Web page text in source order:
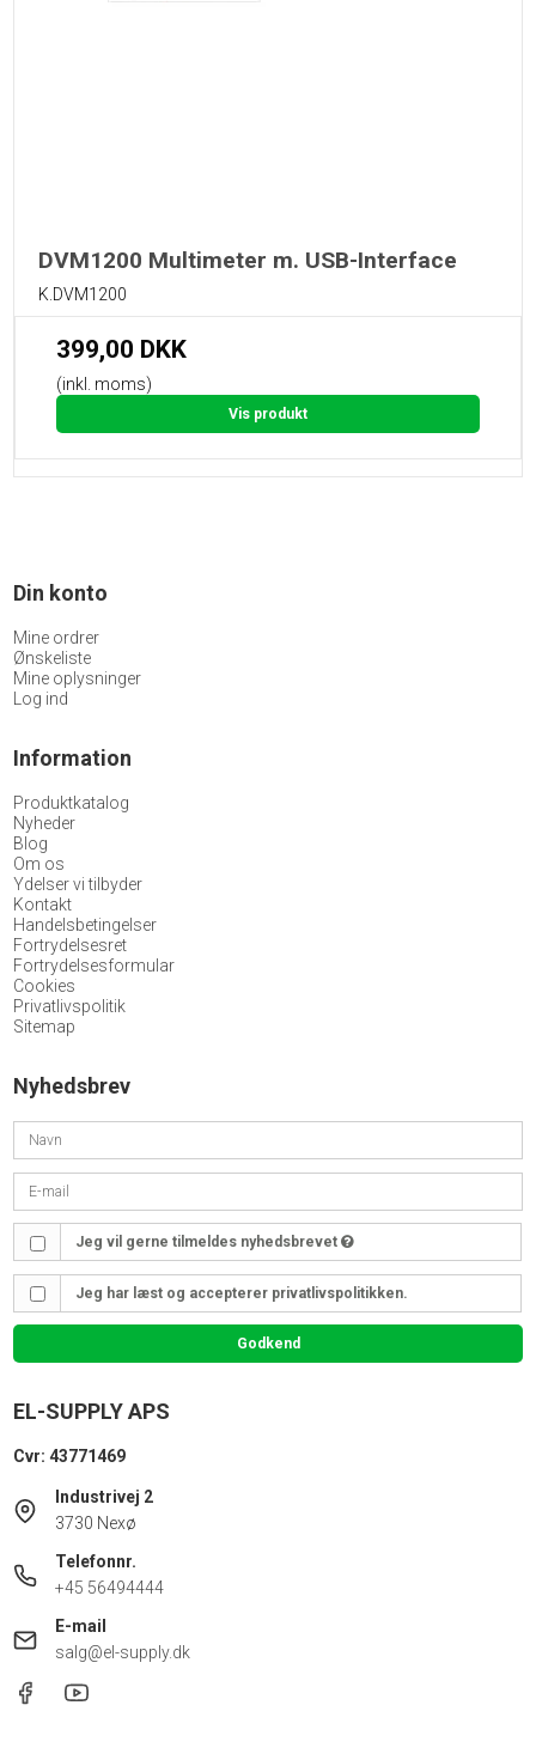
DVM1200 Multimeter m. USB-Interface
K.DVM1200
399,00 DKK
(inkl. moms)
Vis produkt
Din konto
Mine ordrer
Ønskeliste
Mine oplysninger
Log ind
Information
Produktkatalog
Nyheder
Blog
Om os
Ydelser vi tilbyder
Kontakt
Handelsbetingelser
Fortrydelsesret
Fortrydelsesformular
Cookies
Privatlivspolitik
Sitemap
Nyhedsbrev
Jeg vil gerne tilmeldes nyhedsbrevet
Jeg har læst og accepterer privatlivspolitikken.
Godkend
EL-SUPPLY APS
Cvr: 43771469
Industrivej 2
3730 Nexø
Telefonnr.
+45 56494444
E-mail
salg@el-supply.dk